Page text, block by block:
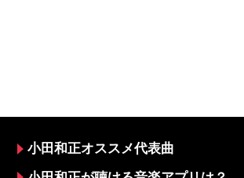
小田和正オススメ代表曲